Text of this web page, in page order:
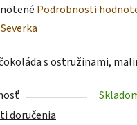
Podrobnosti
Severka
s ostružinami,
doručenia